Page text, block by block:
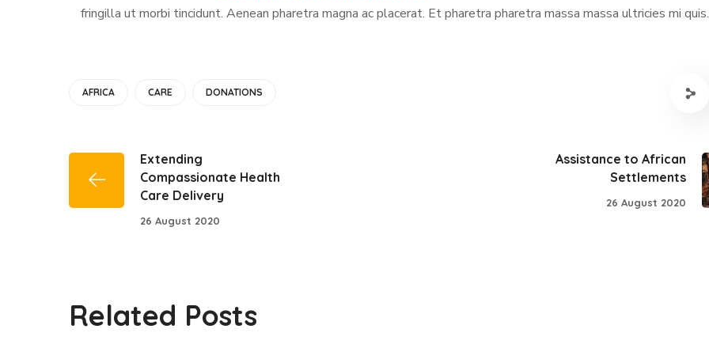
fringilla ut morbi tincidunt. Aenean pharetra magna ac placerat. Et pharetra pharetra massa massa ultricies mi quis.
AFRICA CARE DONATIONS
Extending
Compassionate Health
Care Delivery
26 August 2020
Assistance to African
Settlements
26 August 2020
Related Posts